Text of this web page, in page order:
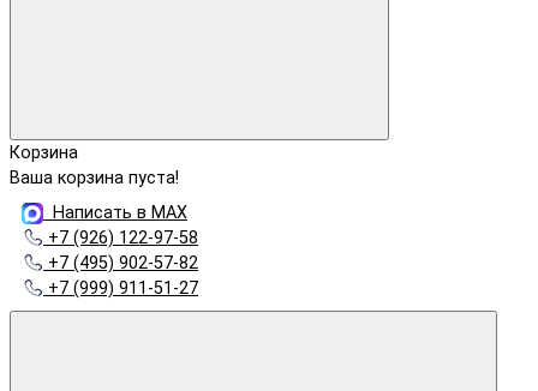
Корзина
Ваша корзина пуста!
Написать в MAX
+7 (926) 122-97-58
+7 (495) 902-57-82
+7 (999) 911-51-27